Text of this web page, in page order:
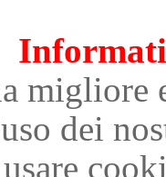
migliore
dei